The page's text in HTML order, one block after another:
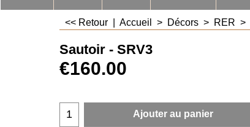
<< Retour Accueil > Décors > RER >
Sautoir - SRV3
€160.00
Ajouter au panier